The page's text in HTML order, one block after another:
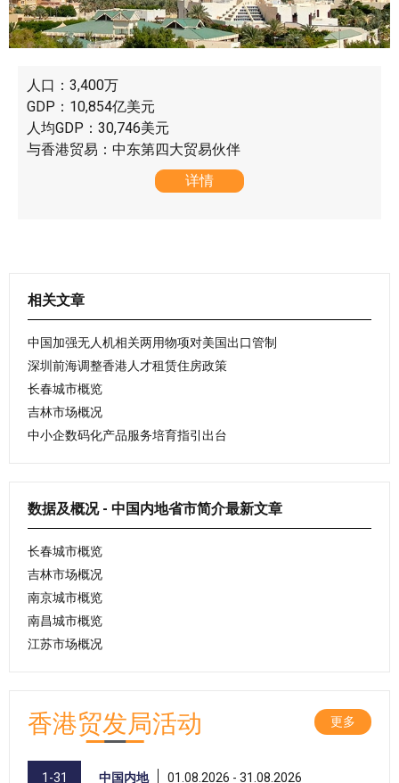
人口：3,400万
GDP：10,854亿美元
人均GDP：30,746美元
与香港贸易：中东第四大贸易伙伴
详情
相关文章
中国加强无人机相关两用物项对美国出口管制
深圳前海调整香港人才租赁住房政策
长春城市概览
吉林市场概况
中小企数码化产品服务培育指引出台
数据及概况 - 中国内地省市简介最新文章
长春城市概览
吉林市场概况
南京城市概览
南昌城市概览
江苏市场概况
香港贸发局活动 更多
1-31
中国内地
01.08.2026 - 31.08.2026